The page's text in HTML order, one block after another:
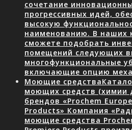
сочетание
прогрессивных идей,
высокую
наименованию. В наших
сможете подобрать
помещений следующих
многофункциональные
включающие опцию
Моющие средства
моющих средств (химии
брендов «Prochem
Products» Компания
моющие средства